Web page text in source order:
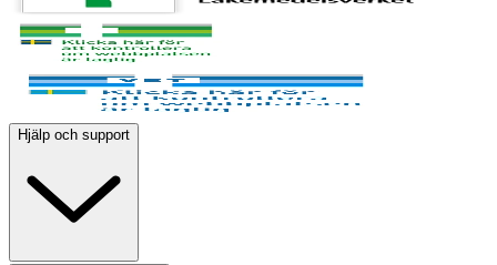
Hjälp och support